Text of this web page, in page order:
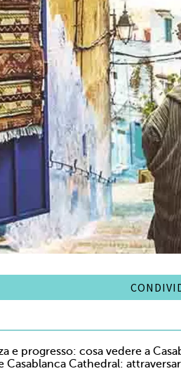
e progresso: cosa vedere a
Casablanca Cathedral: